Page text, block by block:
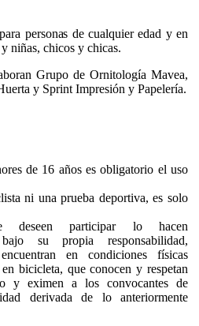
personas de cualquier edad y en
niñas, chicos y chicas.
Grupo de Ornitología Mavea,
y Sprint Impresión y Papelería.
de 16 años es obligatorio el uso
ni una prueba deportiva, es solo
deseen participar lo hacen
su propia responsabilidad,
en condiciones físicas
bicicleta, que conocen y respetan
y eximen a los convocantes de
derivada de lo anteriormente